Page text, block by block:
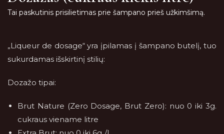
Tai paskutinis prisilietimas prie šampano prieš užkimšimą.
„Liqueur de dosage“ yra įpilamas į šampano butelį, tuo
sukurdamas išskirtinį stilių:
Dozažo tipai:
Brut Nature (Zero Dosage, Brut Zero): nuo 0 iki 3g.
cukraus viename litre